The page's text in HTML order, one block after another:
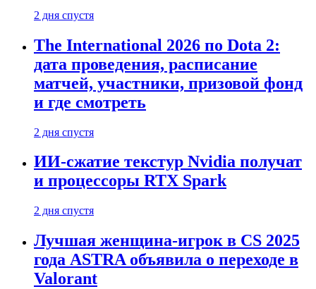
2 дня спустя
The International 2026 по Dota 2:
дата проведения, расписание
матчей, участники, призовой фонд
и где смотреть
2 дня спустя
ИИ-сжатие текстур Nvidia получат
и процессоры RTX Spark
2 дня спустя
Лучшая женщина-игрок в CS 2025
года ASTRA объявила о переходе в
Valorant